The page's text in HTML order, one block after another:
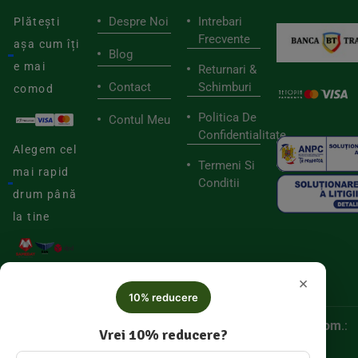
Plătești
așa cum îți
e mai
comod
Alegem cel
mai rapid
drum până
la tine
Despre Noi
Blog
Contact
Contul Meu
Intrebari
Frecvente
Returnari &
Schimburi
Politica De
Confidentialitate
Termeni Si
Conditii
Biorganica RETAIL SRL, 52060536, Reg. Com.:
J/2025/046877005
×
10% reducere
Vrei 10% reducere?